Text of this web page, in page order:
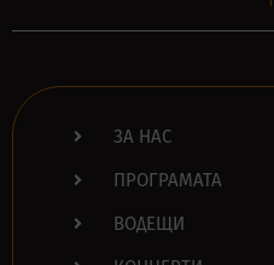
ЗА НАС
ПРОГРАМАТА
ВОДЕЩИ